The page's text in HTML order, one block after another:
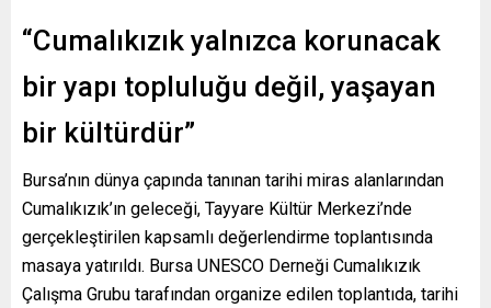
“Cumalıkızık yalnızca korunacak
bir yapı topluluğu değil, yaşayan
bir kültürdür”
Bursa’nın dünya çapında tanınan tarihi miras alanlarından
Cumalıkızık’ın geleceği, Tayyare Kültür Merkezi’nde
gerçekleştirilen kapsamlı değerlendirme toplantısında
masaya yatırıldı. Bursa UNESCO Derneği Cumalıkızık
Çalışma Grubu tarafından organize edilen toplantıda, tarihi